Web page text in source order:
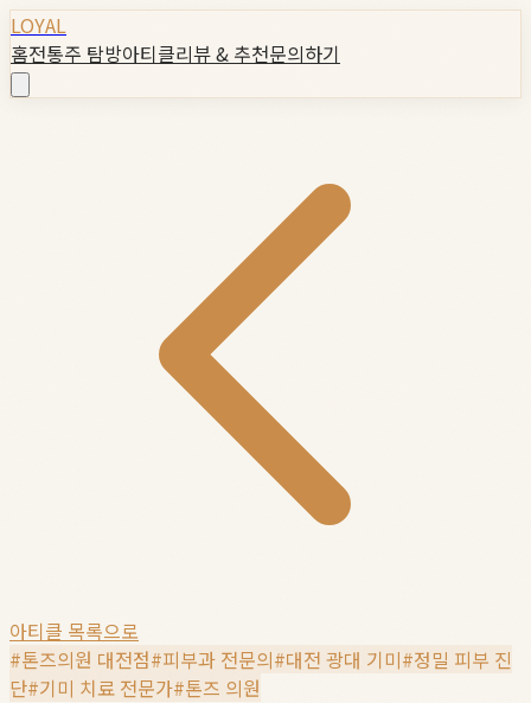
LOYAL
홈전통주 탐방아티클리뷰 & 추천문의하기
아티클 목록으로
#톤즈의원 대전점#피부과 전문의#대전 광대 기미#정밀 피부 진
단#기미 치료 전문가#톤즈 의원